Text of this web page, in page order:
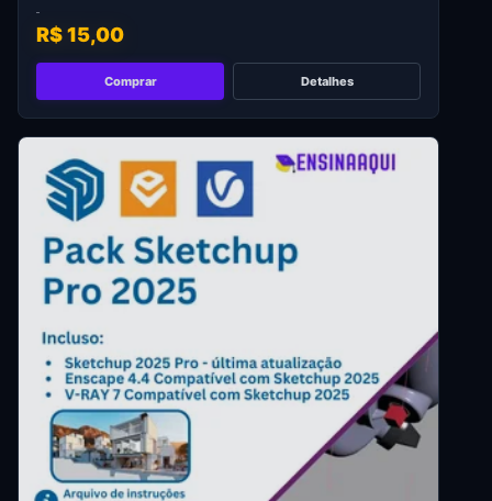
R$ 15,00
Comprar Detalhes